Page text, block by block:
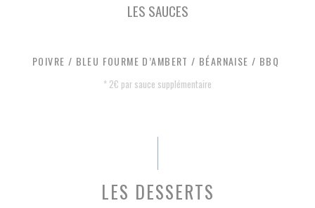
LES SAUCES
POIVRE / BLEU FOURME D’AMBERT / BÉARNAISE / BBQ
* 2€ par sauce supplémentaire
LES DESSERTS